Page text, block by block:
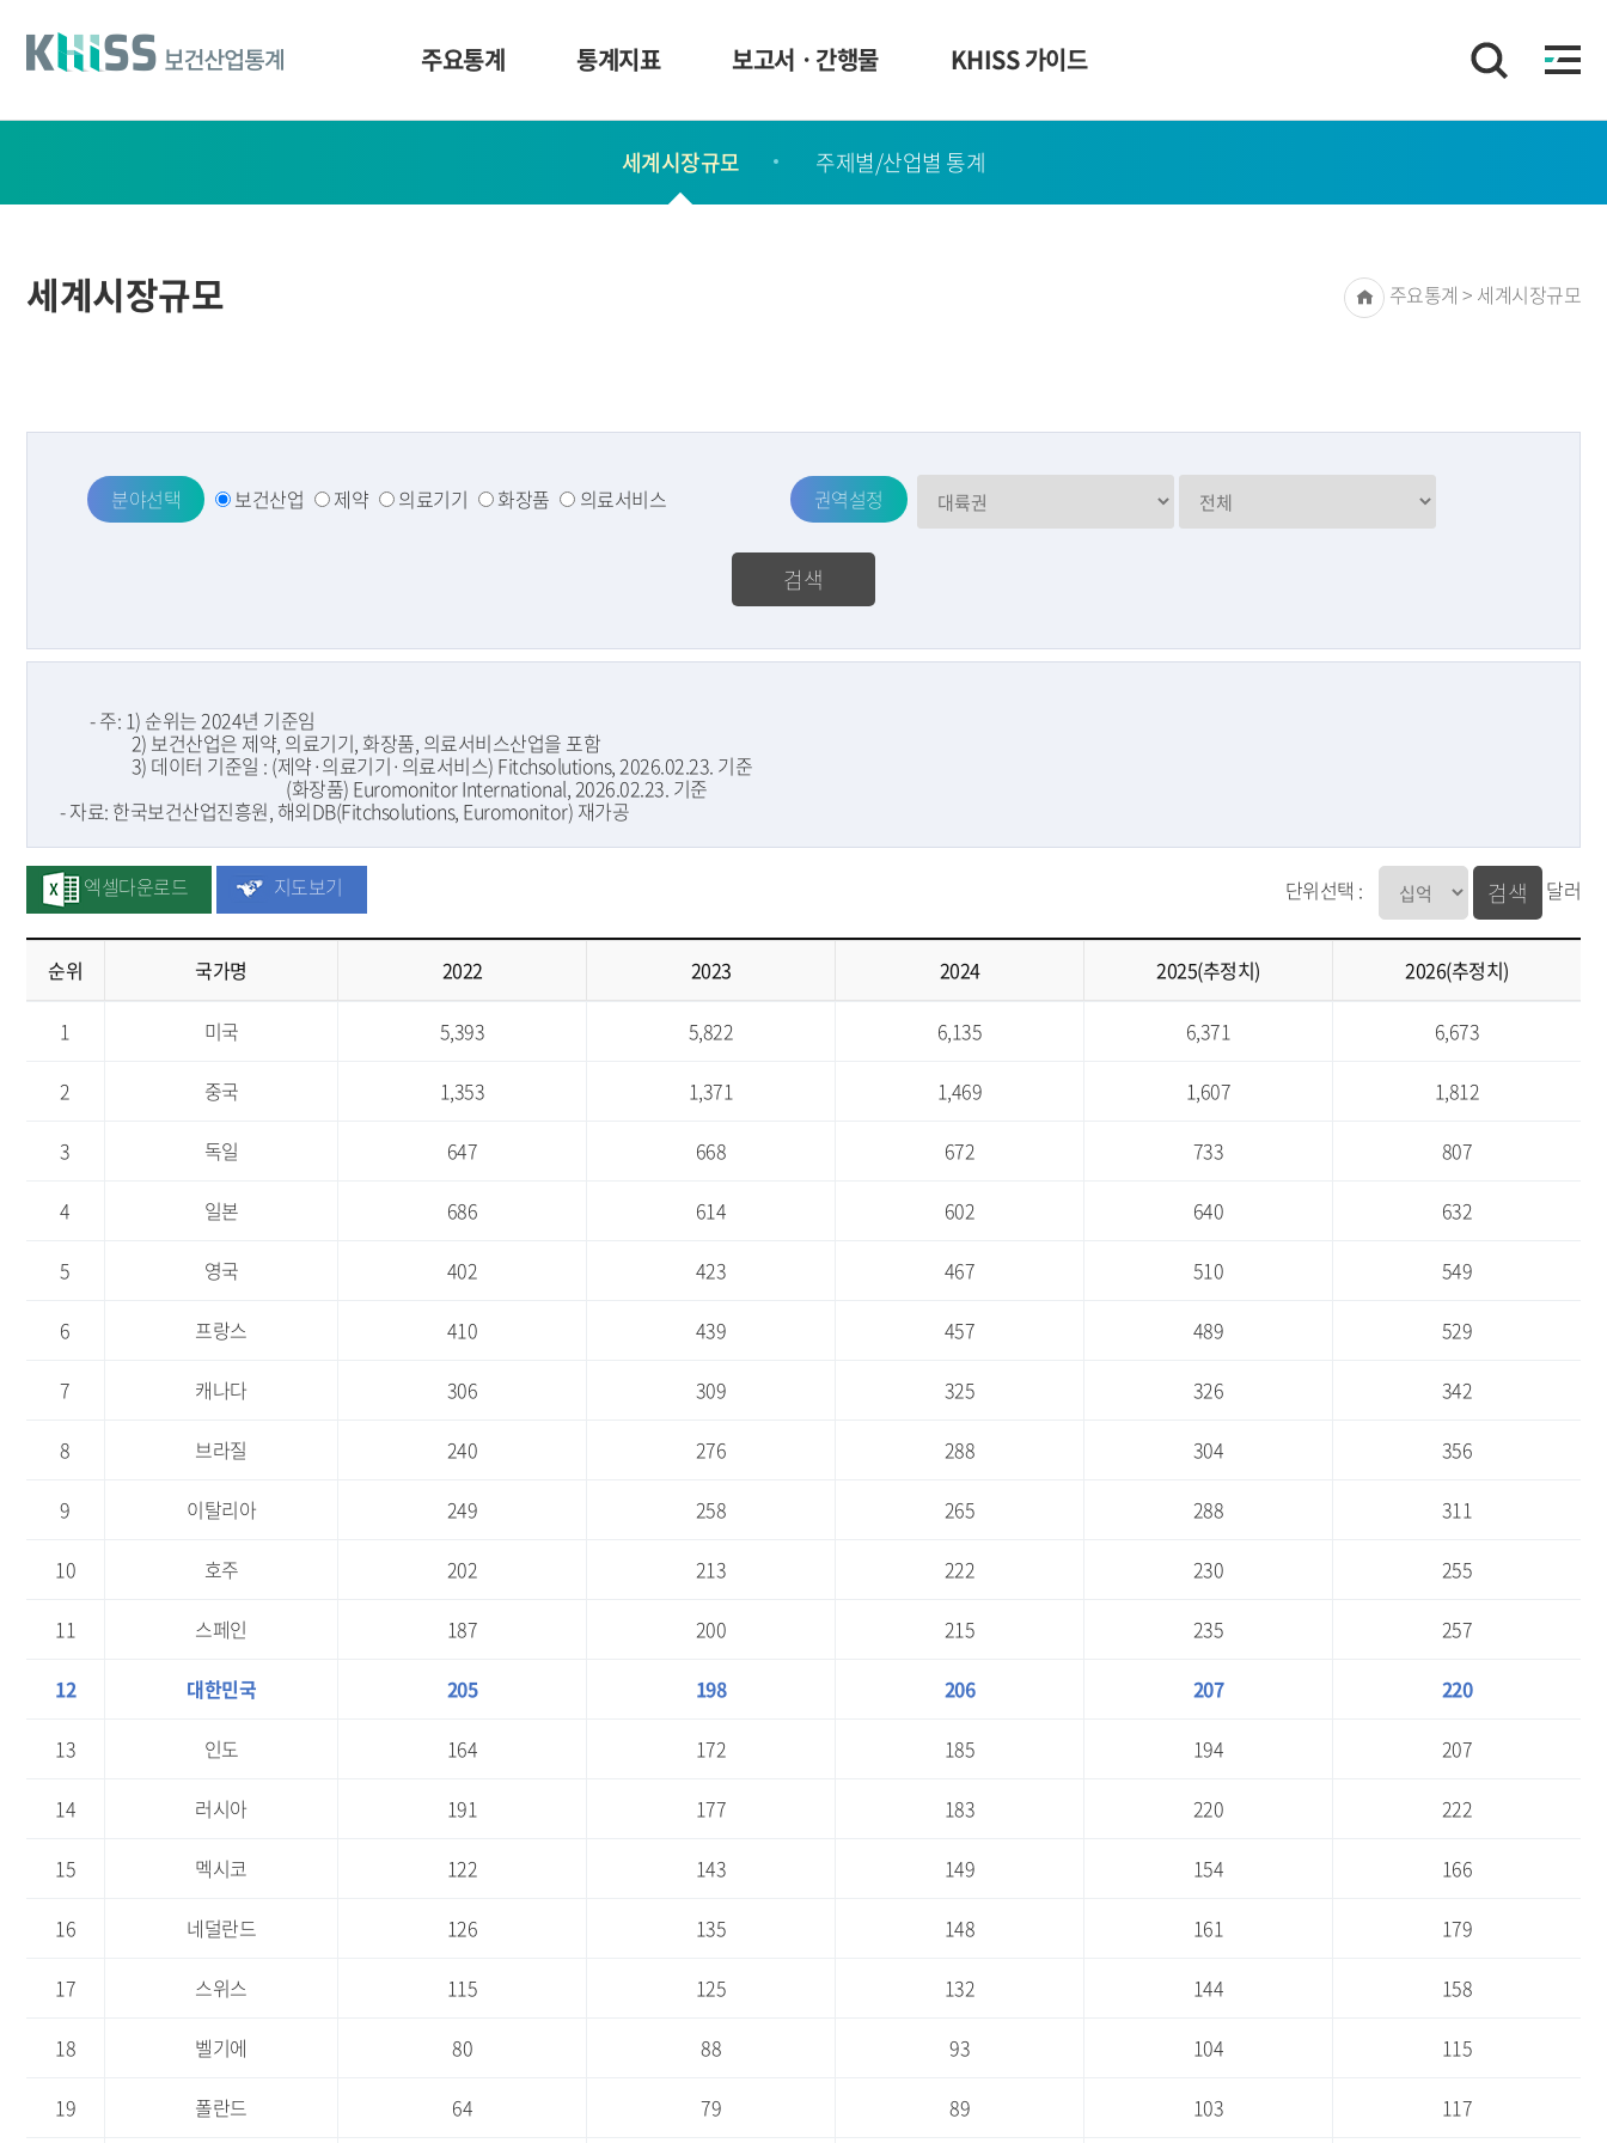
건
주요통계 통계지표 보고서ㆍ간행물 KHISS 가이드
통
세계시장규모 주제별/산업별 통계
세계시장규모 Home
주요통계 > 세계시장규모
분야선택 보건산업 제약 의료기기 화장품 의료서비스 권역설정
검색
                   2) 보건산업은 제약, 의료기기, 화장품, 의료서비스산업을 포함
                   3) 데이터 기준일 : (제약·의료기기·의료서비스) Fitchsolutions, 2026.02.23. 기준
                                                        (화장품) Euromonitor International, 2026.02.23. 기준
  - 자료: 한국보건산업진흥원, 해외DB(Fitchsolutions, Euromonitor) 재가공
엑셀다운로드 지도보기 단위선택 : 검색 달러
순
순위 국가명 2022 2023 2024 2025(추정치) 2026(추정치)
1 미국 5,393 5,822 6,135 6,371 6,673
2 중국 1,353 1,371 1,469 1,607 1,812
3 독일 647 668 672 733 807
4 일본 686 614 602 640 632
5 영국 402 423 467 510 549
6 프랑스 410 439 457 489 529
7 캐나다 306 309 325 326 342
8 브라질 240 276 288 304 356
9 이탈리아 249 258 265 288 311
10 호주 202 213 222 230 255
11 스페인 187 200 215 235 257
12 대한민국 205 198 206 207 220
13 인도 164 172 185 194 207
14 러시아 191 177 183 220 222
15 멕시코 122 143 149 154 166
16 네덜란드 126 135 148 161 179
17 스위스 115 125 132 144 158
18 벨기에 80 88 93 104 115
19 폴란드 64 79 89 103 117